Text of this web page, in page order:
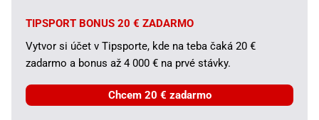
TIPSPORT BONUS 20 € ZADARMO
Vytvor si účet v Tipsporte, kde na teba čaká 20 €
zadarmo a bonus až 4 000 € na prvé stávky.
Chcem 20 € zadarmo